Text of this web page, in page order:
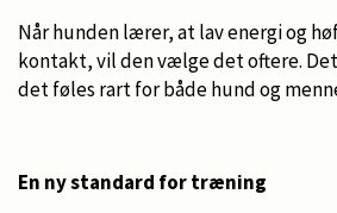
Når hunden lærer, at lav energi og
kontakt, vil den vælge det oftere.
det føles rart for både hund og
En ny standard for træning